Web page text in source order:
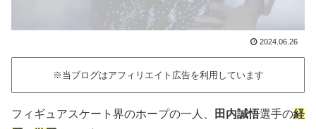
2024.06.26
※当ブログはアフィリエイト広告を利用しています
フィギュアスケート界のホープの一人、 田内誠悟選手の経